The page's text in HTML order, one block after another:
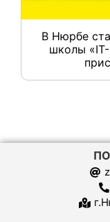
В Нюрбе
школы